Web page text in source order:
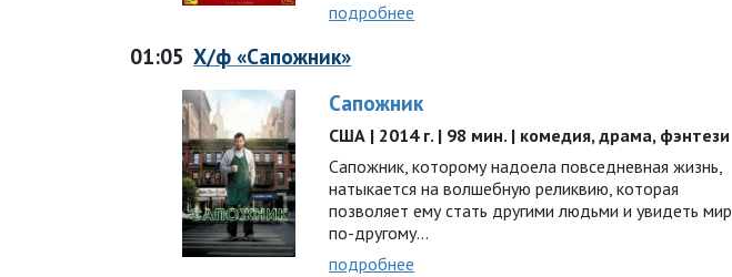
подробнее
01:05 Х/ф «Сапожник»
Сапожник
США | 2014 г. | 98 мин. | комедия, драма, фэнтези
Сапожник, которому надоела повседневная жизнь,
натыкается на волшебную реликвию, которая
позволяет ему стать другими людьми и увидеть мир
по-другому…
подробнее